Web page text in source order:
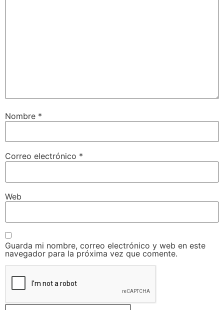
Nombre *
Correo electrónico *
Web
Guarda mi nombre, correo electrónico y web en este
navegador para la próxima vez que comente.